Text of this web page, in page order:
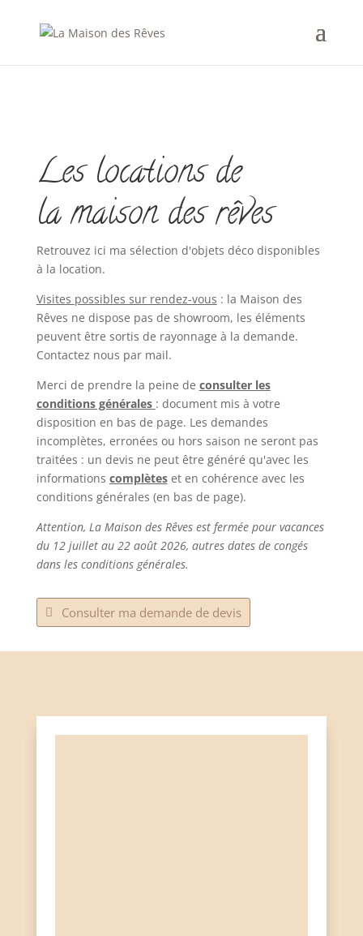
Les locations de
la maison des rêves
Retrouvez ici ma sélection d'objets déco disponibles
à la location.
Visites possibles sur rendez-vous : la Maison des
Rêves ne dispose pas de showroom, les éléments
peuvent être sortis de rayonnage à la demande.
Contactez nous par mail.
Merci de prendre la peine de consulter les
conditions générales : document mis à votre
disposition en bas de page. Les demandes
incomplètes, erronées ou hors saison ne seront pas
traitées : un devis ne peut être généré qu'avec les
informations complètes et en cohérence avec les
conditions générales (en bas de page).
Attention, La Maison des Rêves est fermée pour vacances
du 12 juillet au 22 août 2026, autres dates de congés
dans les conditions générales.
Consulter ma demande de devis